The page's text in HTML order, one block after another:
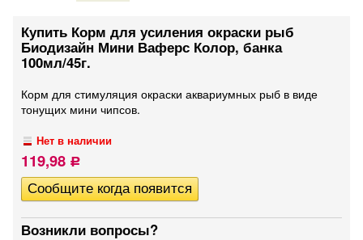
Купить Корм для усиления окраски рыб
Биодизайн Мини Ваферс Колор, банка
100мл/45г.
Корм для стимуляция окраски аквариумных рыб в виде
тонущих мини чипсов.
Нет в наличии
119,98 Р
Возникли вопросы?